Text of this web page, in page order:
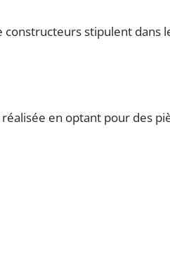
stipulent
en optant pour